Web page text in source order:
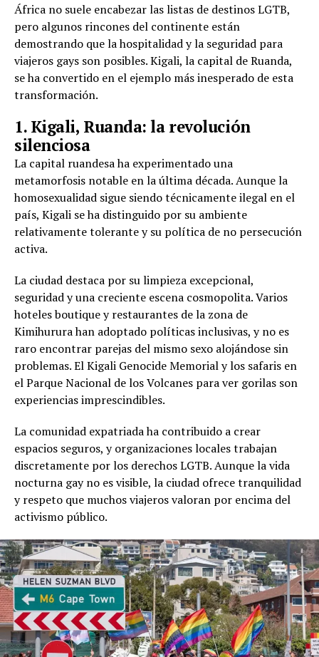
África no suele encabezar las listas de destinos LGTB,
pero algunos rincones del continente están
demostrando que la hospitalidad y la seguridad para
viajeros gays son posibles. Kigali, la capital de Ruanda,
se ha convertido en el ejemplo más inesperado de esta
transformación.
1. Kigali, Ruanda: la revolución
silenciosa
La capital ruandesa ha experimentado una
metamorfosis notable en la última década. Aunque la
homosexualidad sigue siendo técnicamente ilegal en el
país, Kigali se ha distinguido por su ambiente
relativamente tolerante y su política de no persecución
activa.
La ciudad destaca por su limpieza excepcional,
seguridad y una creciente escena cosmopolita. Varios
hoteles boutique y restaurantes de la zona de
Kimihurura han adoptado políticas inclusivas, y no es
raro encontrar parejas del mismo sexo alojándose sin
problemas. El Kigali Genocide Memorial y los safaris en
el Parque Nacional de los Volcanes para ver gorilas son
experiencias imprescindibles.
La comunidad expatriada ha contribuido a crear
espacios seguros, y organizaciones locales trabajan
discretamente por los derechos LGTB. Aunque la vida
nocturna gay no es visible, la ciudad ofrece tranquilidad
y respeto que muchos viajeros valoran por encima del
activismo público.